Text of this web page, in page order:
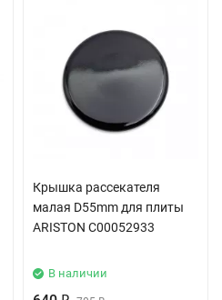
Крышка рассекателя
малая D55mm для плиты
ARISTON C00052933
В наличии